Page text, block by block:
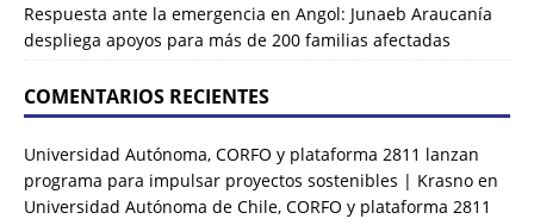
Respuesta ante la emergencia en Angol: Junaeb Araucanía
despliega apoyos para más de 200 familias afectadas
COMENTARIOS RECIENTES
Universidad Autónoma, CORFO y plataforma 2811 lanzan
programa para impulsar proyectos sostenibles | Krasno en
Universidad Autónoma de Chile, CORFO y plataforma 2811